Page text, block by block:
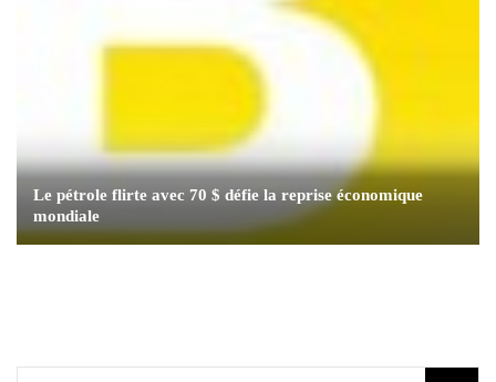
Le pétrole flirte avec 70 $ défie la reprise économique
mondiale